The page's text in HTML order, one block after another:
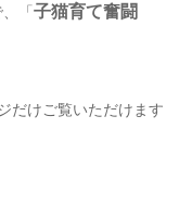
「子猫育て奮闘
だけご覧いただけます